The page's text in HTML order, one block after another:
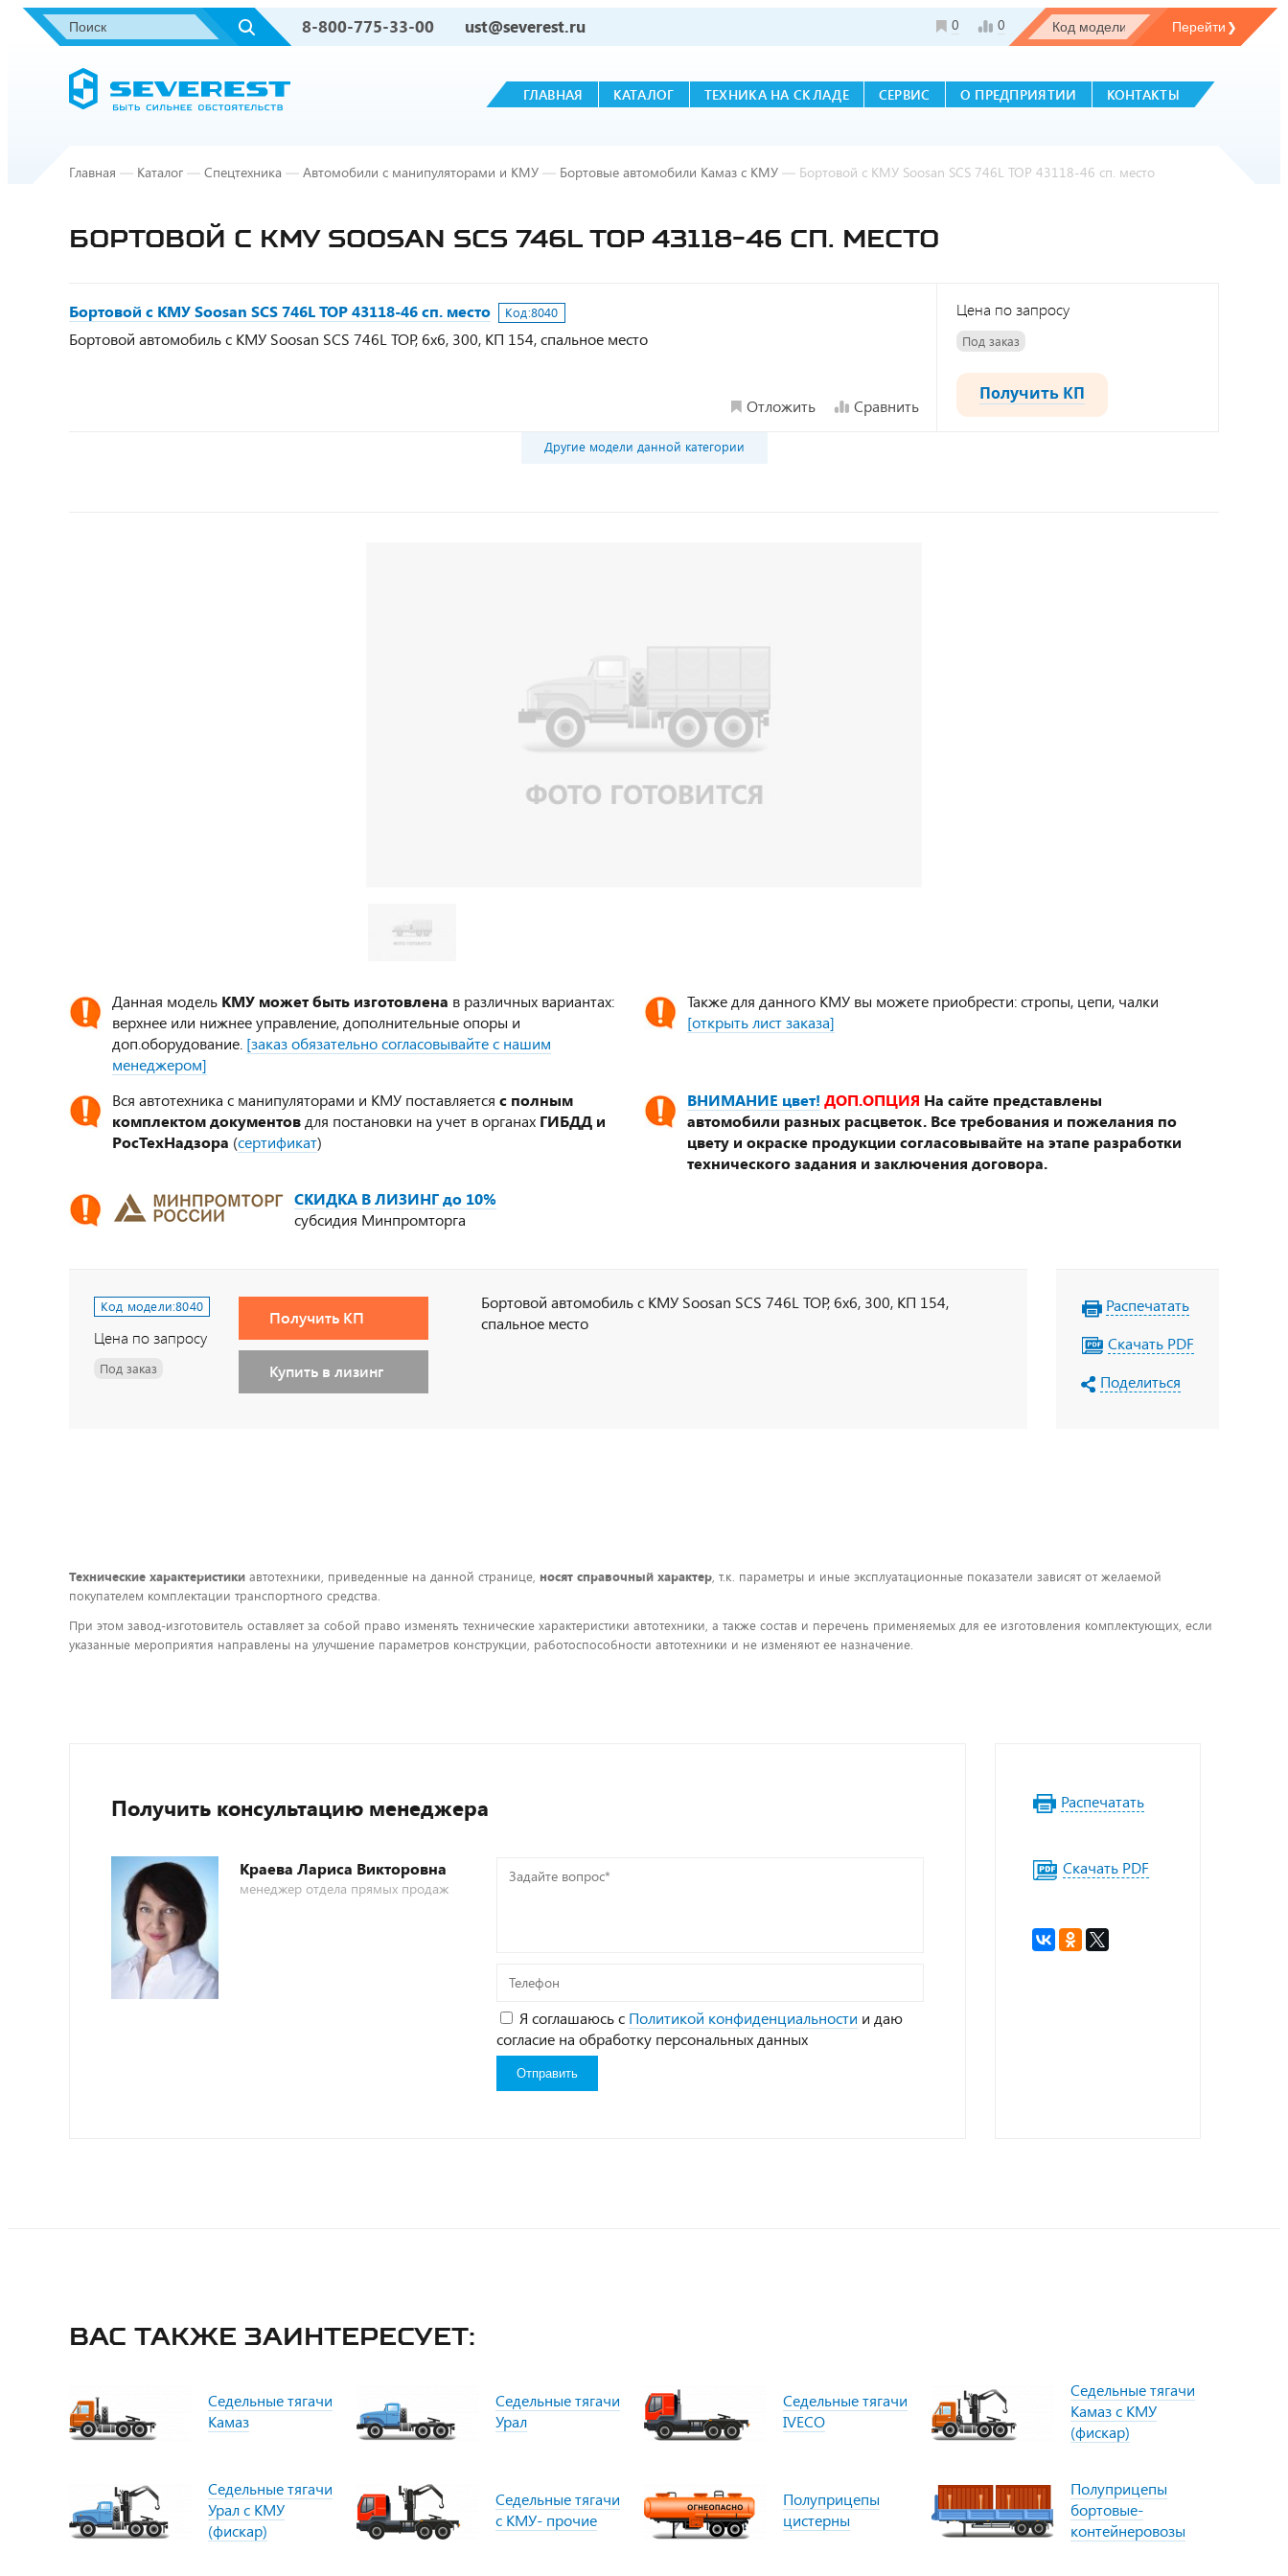
8-800-775-33-00 ust@severest.ru 0 0
ГЛАВНАЯ КАТАЛОГ ТЕХНИКА НА СКЛАДЕ СЕРВИС О ПРЕДПРИЯТИИ КОНТАКТЫ
Главная — Каталог — Спецтехника — Автомобили с манипуляторами и КМУ — Бортовые автомобили Камаз с КМУ — Бортовой с КМУ Soosan SCS 746L TOP 43118-46 сп. место
БОРТОВОЙ С КМУ SOOSAN SCS 746L TOP 43118-46 СП. МЕСТО
Бортовой с КМУ Soosan SCS 746L TOP 43118-46 сп. место Код:8040
Бортовой автомобиль с КМУ Soosan SCS 746L TOP, 6х6, 300, КП 154, спальное место
Отложить Сравнить
Цена по запросу
Под заказ
Получить КП
Другие модели данной категории
Данная модель КМУ может быть изготовлена в различных вариантах:
верхнее или нижнее управление, дополнительные опоры и
доп.оборудование. [заказ обязательно согласовывайте с нашим
менеджером]
Также для данного КМУ вы можете приобрести: стропы, цепи, чалки
[открыть лист заказа]
Вся автотехника с манипуляторами и КМУ поставляется с полным
комплектом документов для постановки на учет в органах ГИБДД и
РосТехНадзора (сертификат)
ВНИМАНИЕ цвет! ДОП.ОПЦИЯ На сайте представлены
автомобили разных расцветок. Все требования и пожелания по
цвету и окраске продукции согласовывайте на этапе разработки
технического задания и заключения договора.
СКИДКА В ЛИЗИНГ до 10%
субсидия Минпромторга
Код модели:8040
Цена по запросу
Под заказ
Получить КП
Купить в лизинг
Бортовой автомобиль с КМУ Soosan SCS 746L TOP, 6х6, 300, КП 154,
спальное место
Распечатать
Скачать PDF
Поделиться
Технические характеристики автотехники, приведенные на данной странице, носят справочный характер, т.к. параметры и иные эксплуатационные показатели зависят от желаемой
покупателем комплектации транспортного средства.
При этом завод-изготовитель оставляет за собой право изменять технические характеристики автотехники, а также состав и перечень применяемых для ее изготовления комплектующих, если
указанные мероприятия направлены на улучшение параметров конструкции, работоспособности автотехники и не изменяют ее назначение.
Получить консультацию менеджера
Краева Лариса Викторовна
менеджер отдела прямых продаж
Задайте
Телефон
Я соглашаюсь с Политикой конфиденциальности и даю
согласие на обработку персональных данных
Распечатать
Скачать PDF
Вас также заинтересует:
Седельные тягачи
Камаз
Седельные тягачи
Урал
Седельные тягачи
IVECO
Седельные тягачи
Камаз с КМУ
(фискар)
Седельные тягачи
Урал с КМУ
(фискар)
Седельные тягачи
с КМУ- прочие
Полуприцепы
цистерны
Полуприцепы
бортовые-
контейнеровозы